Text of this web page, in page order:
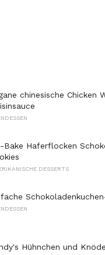
chinesische Chicken
Bake Haferflocken
DESSERTS
Hühnchen und